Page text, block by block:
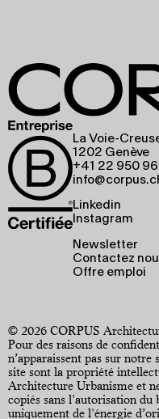
La Voie-
1202 Genève
+41 22 950 96
Linkedin
Instagram
Newsletter
Contactez
Offre emploi
© 2026 CORPUS
Pour des raisons de
n’apparaissent pas sur notre
site sont la propriété
Architecture Urbanisme et
copiés sans l'autorisation
uniquement de l'énergie